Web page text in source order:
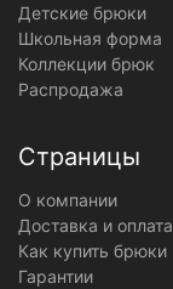
Детские брюки
Школьная форма
Коллекции брюк
Распродажа
Страницы
О компании
Доставка и оплата
Как купить брюки
Гарантии